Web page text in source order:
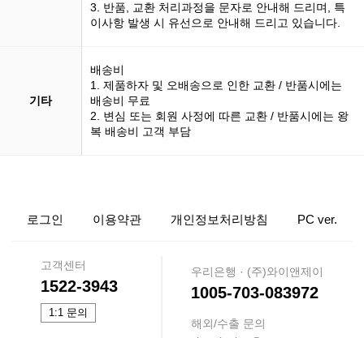
3. 반품, 교환 처리과정을 문자로 안내해 드리며, 특
이사항 발생 시 유선으로 안내해 드리고 있습니다.
기타
배송비
1. 제품하자 및 오배송으로 인한 교환 / 반품시에는
배송비 무료
2. 변심 또는 회원 사정에 따른 교환 / 반품시에는 왕
복 배송비 고객 부담
로그인 이용약관 개인정보처리방침 PC ver.
고객센터
1522-3943
1:1 문의
우리은행 · (주)와이앤제이
1005-703-083972
해외/수출 문의